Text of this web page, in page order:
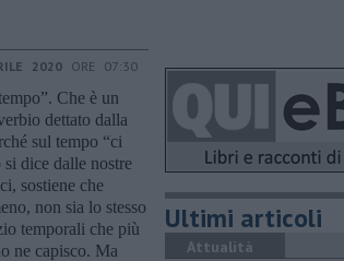
2020 ORE 07:30
Che è un
dettato dalla
sul tempo “ci
si dice dalle nostre
sostiene che
non sia lo stesso
temporali che più
ne capisco. Ma
Ultimi articoli
Attualità